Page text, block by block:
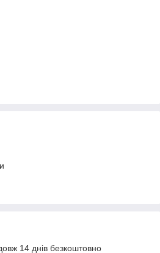
14 днів безкоштовно